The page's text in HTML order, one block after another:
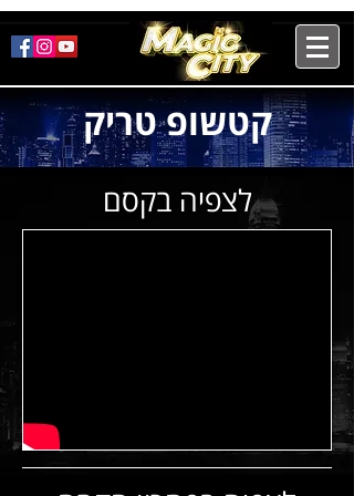
קטשופ טריק
לצפיה בקסם